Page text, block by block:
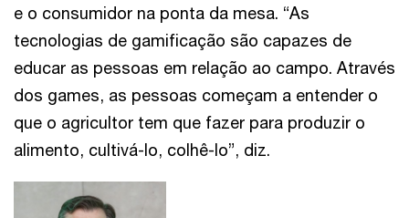
e o consumidor na ponta da mesa. “As
tecnologias de gamificação são capazes de
educar as pessoas em relação ao campo. Através
dos games, as pessoas começam a entender o
que o agricultor tem que fazer para produzir o
alimento, cultivá-lo, colhê-lo”, diz.